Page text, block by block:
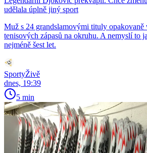
udělala úplně jiný sport
Muž s 24 grandslamovými tituly opakovaně
tenisových zápasů na okruhu. A nemyslí to
nejméně šest let.
SportyŽivě
dnes, 19:39
5 min